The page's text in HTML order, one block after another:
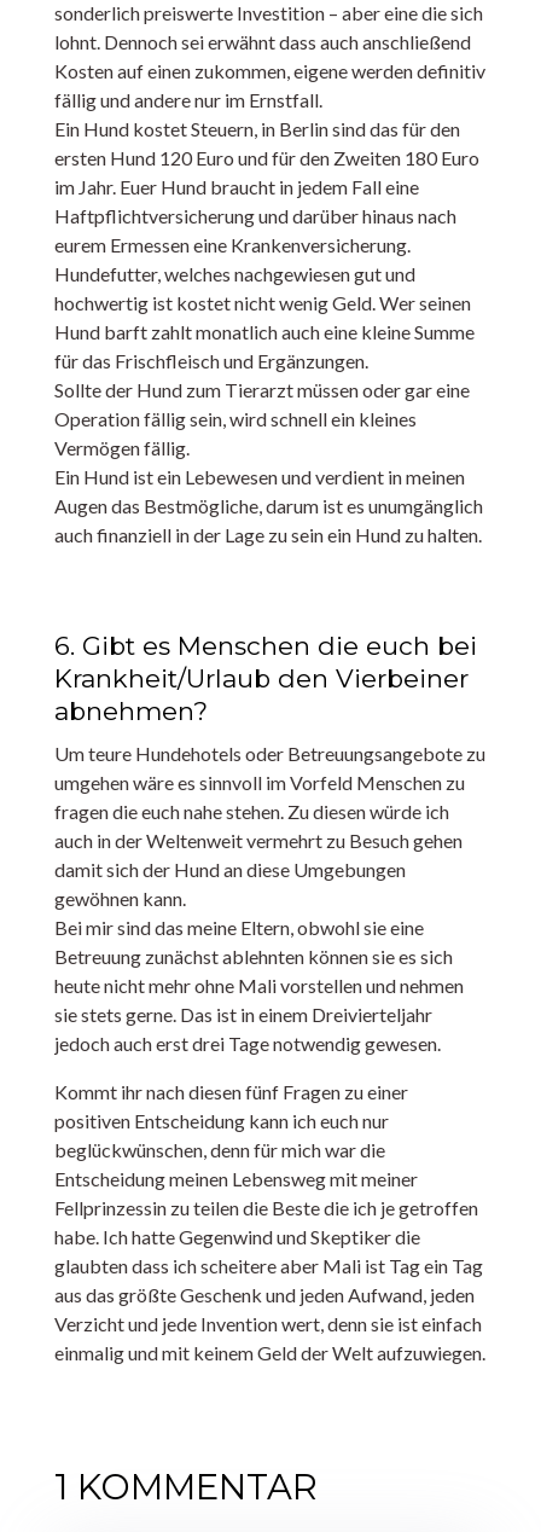
sonderlich preiswerte Investition – aber eine die sich
lohnt. Dennoch sei erwähnt dass auch anschließend
Kosten auf einen zukommen, eigene werden definitiv
fällig und andere nur im Ernstfall.
Ein Hund kostet Steuern, in Berlin sind das für den
ersten Hund 120 Euro und für den Zweiten 180 Euro
im Jahr. Euer Hund braucht in jedem Fall eine
Haftpflichtversicherung und darüber hinaus nach
eurem Ermessen eine Krankenversicherung.
Hundefutter, welches nachgewiesen gut und
hochwertig ist kostet nicht wenig Geld. Wer seinen
Hund barft zahlt monatlich auch eine kleine Summe
für das Frischfleisch und Ergänzungen.
Sollte der Hund zum Tierarzt müssen oder gar eine
Operation fällig sein, wird schnell ein kleines
Vermögen fällig.
Ein Hund ist ein Lebewesen und verdient in meinen
Augen das Bestmögliche, darum ist es unumgänglich
auch finanziell in der Lage zu sein ein Hund zu halten.
6. Gibt es Menschen die euch bei
Krankheit/Urlaub den Vierbeiner
abnehmen?
Um teure Hundehotels oder Betreuungsangebote zu
umgehen wäre es sinnvoll im Vorfeld Menschen zu
fragen die euch nahe stehen. Zu diesen würde ich
auch in der Weltenweit vermehrt zu Besuch gehen
damit sich der Hund an diese Umgebungen
gewöhnen kann.
Bei mir sind das meine Eltern, obwohl sie eine
Betreuung zunächst ablehnten können sie es sich
heute nicht mehr ohne Mali vorstellen und nehmen
sie stets gerne. Das ist in einem Dreivierteljahr
jedoch auch erst drei Tage notwendig gewesen.
Kommt ihr nach diesen fünf Fragen zu einer
positiven Entscheidung kann ich euch nur
beglückwünschen, denn für mich war die
Entscheidung meinen Lebensweg mit meiner
Fellprinzessin zu teilen die Beste die ich je getroffen
habe. Ich hatte Gegenwind und Skeptiker die
glaubten dass ich scheitere aber Mali ist Tag ein Tag
aus das größte Geschenk und jeden Aufwand, jeden
Verzicht und jede Invention wert, denn sie ist einfach
einmalig und mit keinem Geld der Welt aufzuwiegen.
1 KOMMENTAR